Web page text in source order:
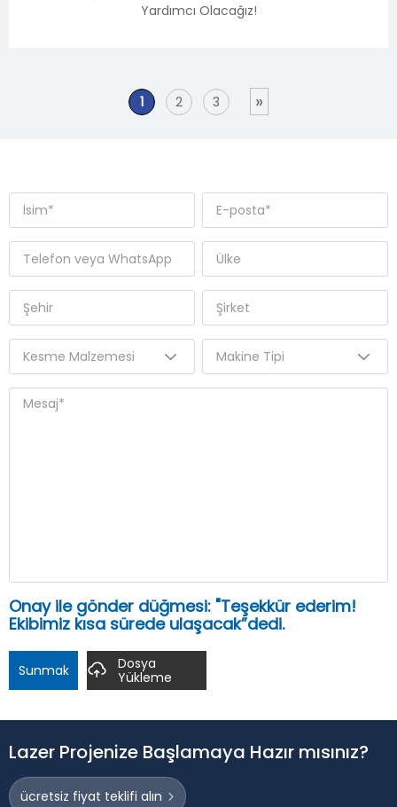
Yardımcı Olacağız!
1 2 3 »
Onay ile gönder düğmesi: "Teşekkür ederim!
Ekibimiz kısa sürede ulaşacak”dedi.
Sunmak
Dosya
Yükleme
Lazer Projenize Başlamaya Hazır mısınız?
ücretsiz fiyat teklifi alın